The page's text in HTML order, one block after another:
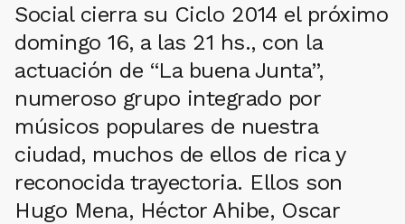
Social cierra su Ciclo 2014 el próximo
domingo 16, a las 21 hs., con la
actuación de “La buena Junta”,
numeroso grupo integrado por
músicos populares de nuestra
ciudad, muchos de ellos de rica y
reconocida trayectoria. Ellos son
Hugo Mena, Héctor Ahibe, Oscar